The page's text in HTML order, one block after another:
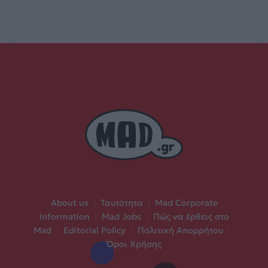
About us Ταυτότητα
Mad Corporate
Information
Mad Jobs
Πώς να έρθεις στο
Mad
Editorial Policy Πολιτική Απορρήτου
Όροι Χρήσης